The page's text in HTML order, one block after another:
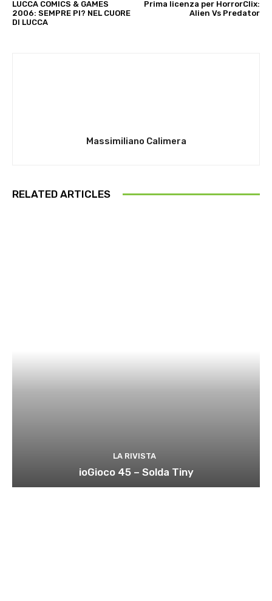
LUCCA COMICS & GAMES
2006: SEMPRE PI? NEL CUORE
DI LUCCA
Prima licenza per HorrorClix:
Alien Vs Predator
Massimiliano Calimera
RELATED ARTICLES
LA RIVISTA
ioGioco 45 – Solda Tiny